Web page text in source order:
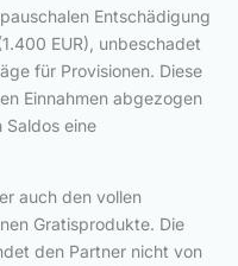
Entschädigung
EUR), unbeschadet
für Provisionen. Diese
Einnahmen abgezogen
Saldos eine
auch den vollen
Gratisprodukte. Die
den Partner nicht von